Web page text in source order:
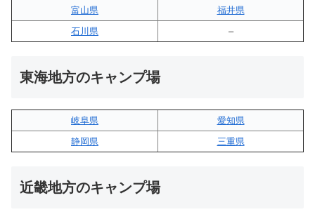
富山県
福井県
石川県
–
東海地方のキャンプ場
岐阜県
愛知県
静岡県
三重県
近畿地方のキャンプ場